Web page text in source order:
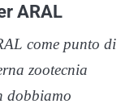
ARAL
come punto di
zootecnia
dobbiamo